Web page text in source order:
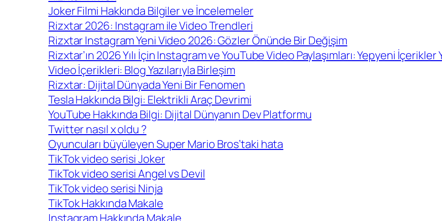
Joker Filmi Hakkında Bilgiler ve İncelemeler
Rizxtar 2026: Instagram ile Video Trendleri
Rizxtar Instagram Yeni Video 2026: Gözler Önünde Bir Değişim
Rizxtar’ın 2026 Yılı İçin Instagram ve YouTube Video Paylaşımları: Yepyeni İçerikler
Video İçerikleri: Blog Yazılarıyla Birleşim
Rizxtar: Dijital Dünyada Yeni Bir Fenomen
Tesla Hakkında Bilgi: Elektrikli Araç Devrimi
YouTube Hakkında Bilgi: Dijital Dünyanın Dev Platformu
Twitter nasıl x oldu ?
Oyuncuları büyüleyen Super Mario Bros’taki hata
TikTok video serisi Joker
TikTok video serisi Angel vs Devil
TikTok video serisi Ninja
TikTok Hakkında Makale
Instagram Hakkında Makale